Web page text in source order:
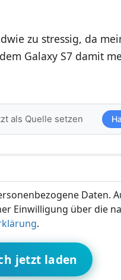
zu stressig, da
Galaxy S7 damit
als Quelle setzen
Daten.
Einwilligung über die
.
jetzt laden